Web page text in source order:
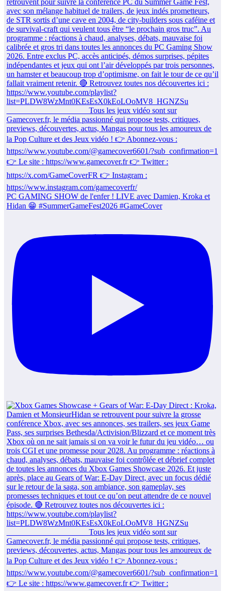
PC GAMING SHOW de l'enfer ! LIVE avec Damien, Kroka et
Hidan 😁 #SummerGameFest2026 #GameCover